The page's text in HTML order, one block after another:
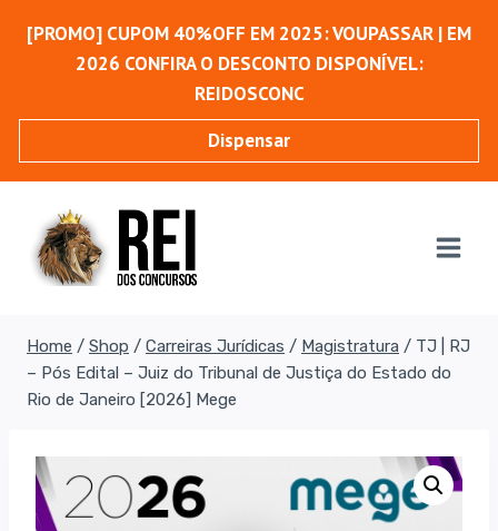
para[PROMO] CUPOM 40%OFF EM 2025: VOUPASSAR | EM
2026 CONFIRA O DESCONTO DISPONÍVEL:
REIDOSCONC
Dispensar
Home / Shop / Carreiras Jurídicas / Magistratura / TJ | RJ
– Pós Edital – Juiz do Tribunal de Justiça do Estado do
Rio de Janeiro [2026] Mege